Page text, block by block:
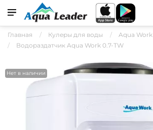
Главная Кулеры для воды
Aqua Work
Водораздатчик Aqua Work 0.7-TW
Нет в наличии